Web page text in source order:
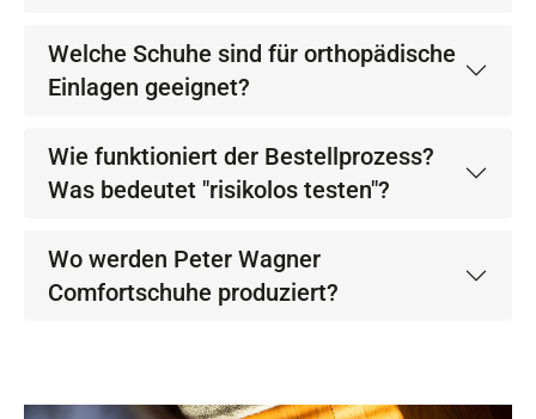
Welche Schuhe sind für orthopädische
Einlagen geeignet?
Wie funktioniert der Bestellprozess?
Was bedeutet "risikolos testen"?
Wo werden Peter Wagner
Comfortschuhe produziert?